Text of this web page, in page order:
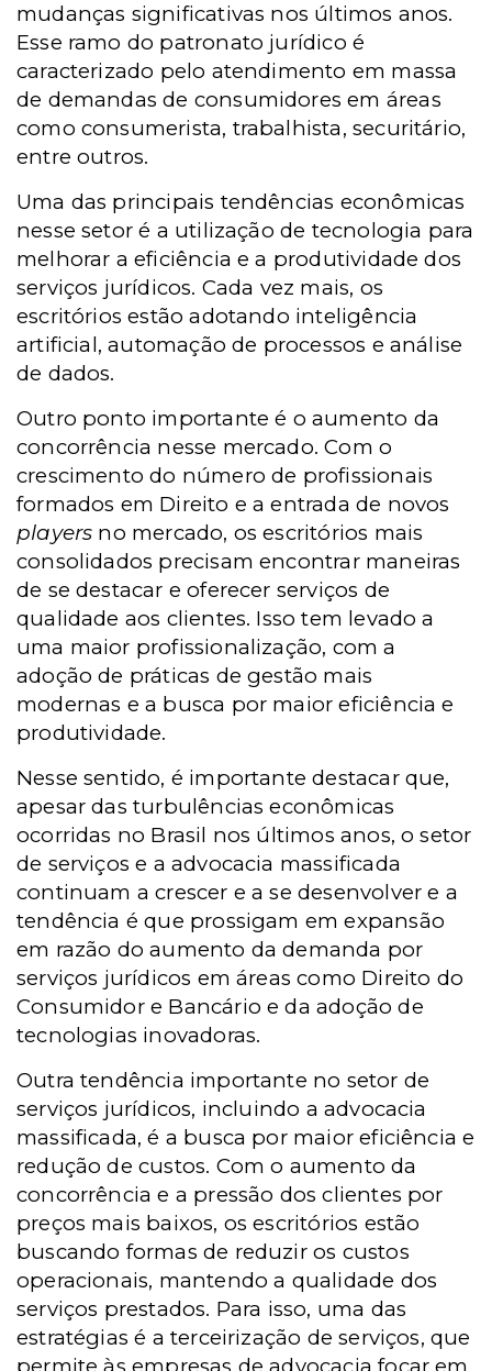
mudanças significativas nos últimos anos.
Esse ramo do patronato jurídico é
caracterizado pelo atendimento em massa
de demandas de consumidores em áreas
como consumerista, trabalhista, securitário,
entre outros.
Uma das principais tendências econômicas
nesse setor é a utilização de tecnologia para
melhorar a eficiência e a produtividade dos
serviços jurídicos. Cada vez mais, os
escritórios estão adotando inteligência
artificial, automação de processos e análise
de dados.
Outro ponto importante é o aumento da
concorrência nesse mercado. Com o
crescimento do número de profissionais
formados em Direito e a entrada de novos
players no mercado, os escritórios mais
consolidados precisam encontrar maneiras
de se destacar e oferecer serviços de
qualidade aos clientes. Isso tem levado a
uma maior profissionalização, com a
adoção de práticas de gestão mais
modernas e a busca por maior eficiência e
produtividade.
Nesse sentido, é importante destacar que,
apesar das turbulências econômicas
ocorridas no Brasil nos últimos anos, o setor
de serviços e a advocacia massificada
continuam a crescer e a se desenvolver e a
tendência é que prossigam em expansão
em razão do aumento da demanda por
serviços jurídicos em áreas como Direito do
Consumidor e Bancário e da adoção de
tecnologias inovadoras.
Outra tendência importante no setor de
serviços jurídicos, incluindo a advocacia
massificada, é a busca por maior eficiência e
redução de custos. Com o aumento da
concorrência e a pressão dos clientes por
preços mais baixos, os escritórios estão
buscando formas de reduzir os custos
operacionais, mantendo a qualidade dos
serviços prestados. Para isso, uma das
estratégias é a terceirização de serviços, que